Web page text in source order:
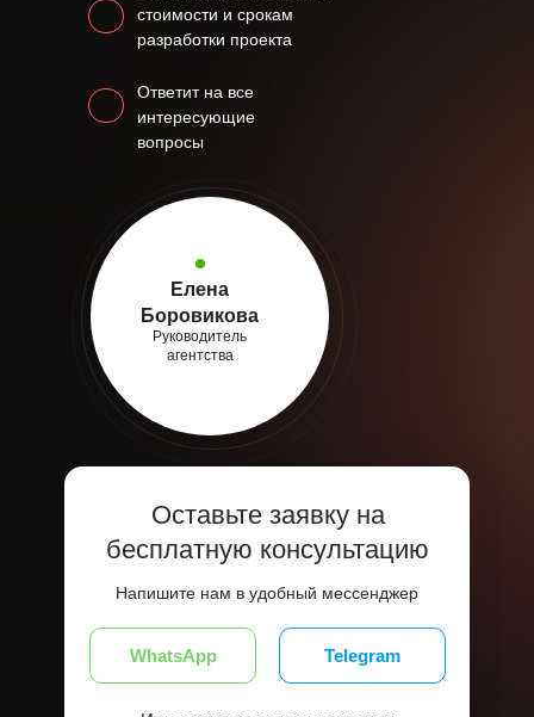
стоимости и срокам
разработки проекта
Ответит на все
интересующие
вопросы
Оставьте заявку на
бесплатную консультацию
Напишите нам в удобный мессенджер
Telegram
WhatsApp
Елена
Боровикова
Руководитель
агентства